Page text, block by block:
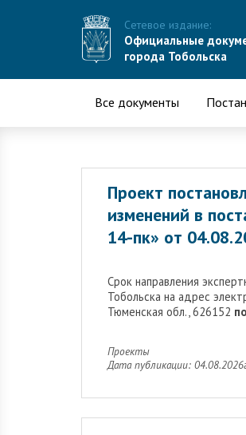
Сетевое издание:
Официальные
города Тобольска
Все документы
Проект
изменений в
14-пк» от
Cрок направления
Тобольска на адрес
Тюменская обл., 626152
Проекты
Дата публикации: